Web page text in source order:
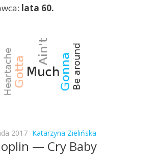
lata 60.
2017 Katarzyna Zielińska
— Cry Baby